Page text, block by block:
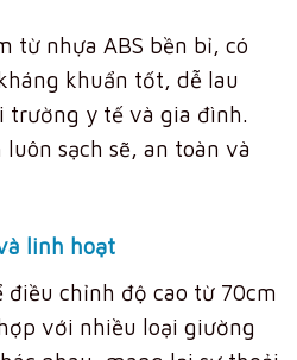
từ nhựa ABS bền bỉ, có
khuẩn tốt, dễ lau
y tế và gia đình.
sạch sẽ, an toàn và
linh hoạt
điều chỉnh độ cao từ 70cm
với nhiều loại giường